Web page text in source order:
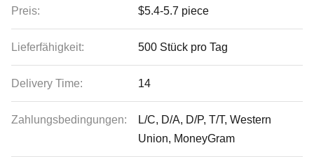
Preis: $5.4-5.7 piece
Lieferfähigkeit: 500 Stück pro Tag
Delivery Time: 14
Zahlungsbedingungen:
L/C, D/A, D/P, T/T, Western
Union, MoneyGram